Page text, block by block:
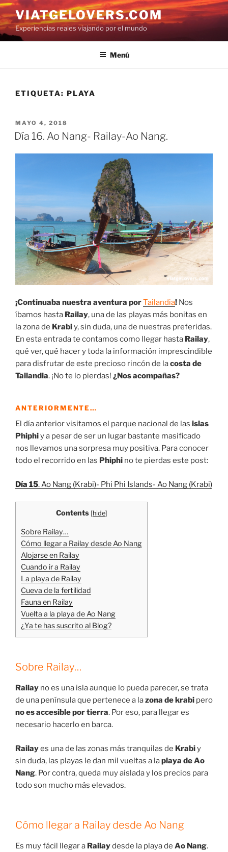
Saltar
al
contenido
VIATGELOVERS.COM
Experiencias reales viajando por el mundo
Menú
ETIQUETA: PLAYA
PUBLICADO
EL
MAYO 4, 2018
Día 16. Ao Nang- Railay-Ao Nang.
¡Continuaba nuestra aventura porTailandia! Nos
íbamos hasta Railay, una de las playas más bonitas en
la zona de Krabiy, sin duda, una de nuestras preferidas.
En esta entrada te contamos como llegar hasta Railay,
qué ver, qué hacer y toda la información imprescindible
para disfrutar de este precioso rincón de lacosta de
Tailandia. ¡No te lo pierdas! ¿Nos acompañas?
ANTERIORMENTE…
El día anterior visitamos el parque nacional de las islas
Phiphiy a pesar de ser un lugar bastante masificado
nos llevamos una sorpresa muy positiva. Para conocer
todo el recorrido en las Phiphi no te pierdas este post:
Día 15. Ao Nang (Krabi)- Phi Phi Islands- Ao Nang (Krabi)
Contents [hide]
Sobre Railay…
Cómo llegar a Railay desde Ao Nang
Alojarse en Railay
Cuando ir a Railay
La playa de Railay
Cueva de la fertilidad
Fauna en Railay
Vuelta a la playa de Ao Nang
¿Ya te has suscrito al Blog?
Sobre Railay…
Railay no es una isla aunque lo pueda parecer, se trata
de una península que pertenece a lazona de krabi pero
no es accesible por tierra. Por eso, para llegar es
necesario hacerlo en barca.
Railayes una de las zonas más tranquilas de Krabiy
sin duda, las playas le dan mil vueltas a laplaya de Ao
Nang. Por contra, queda muy aislada y los precios para
todo son mucho más elevados.
Cómo llegar a Railay desde Ao Nang
Es muy fácil llegar a Railaydesde la playa de Ao Nang.